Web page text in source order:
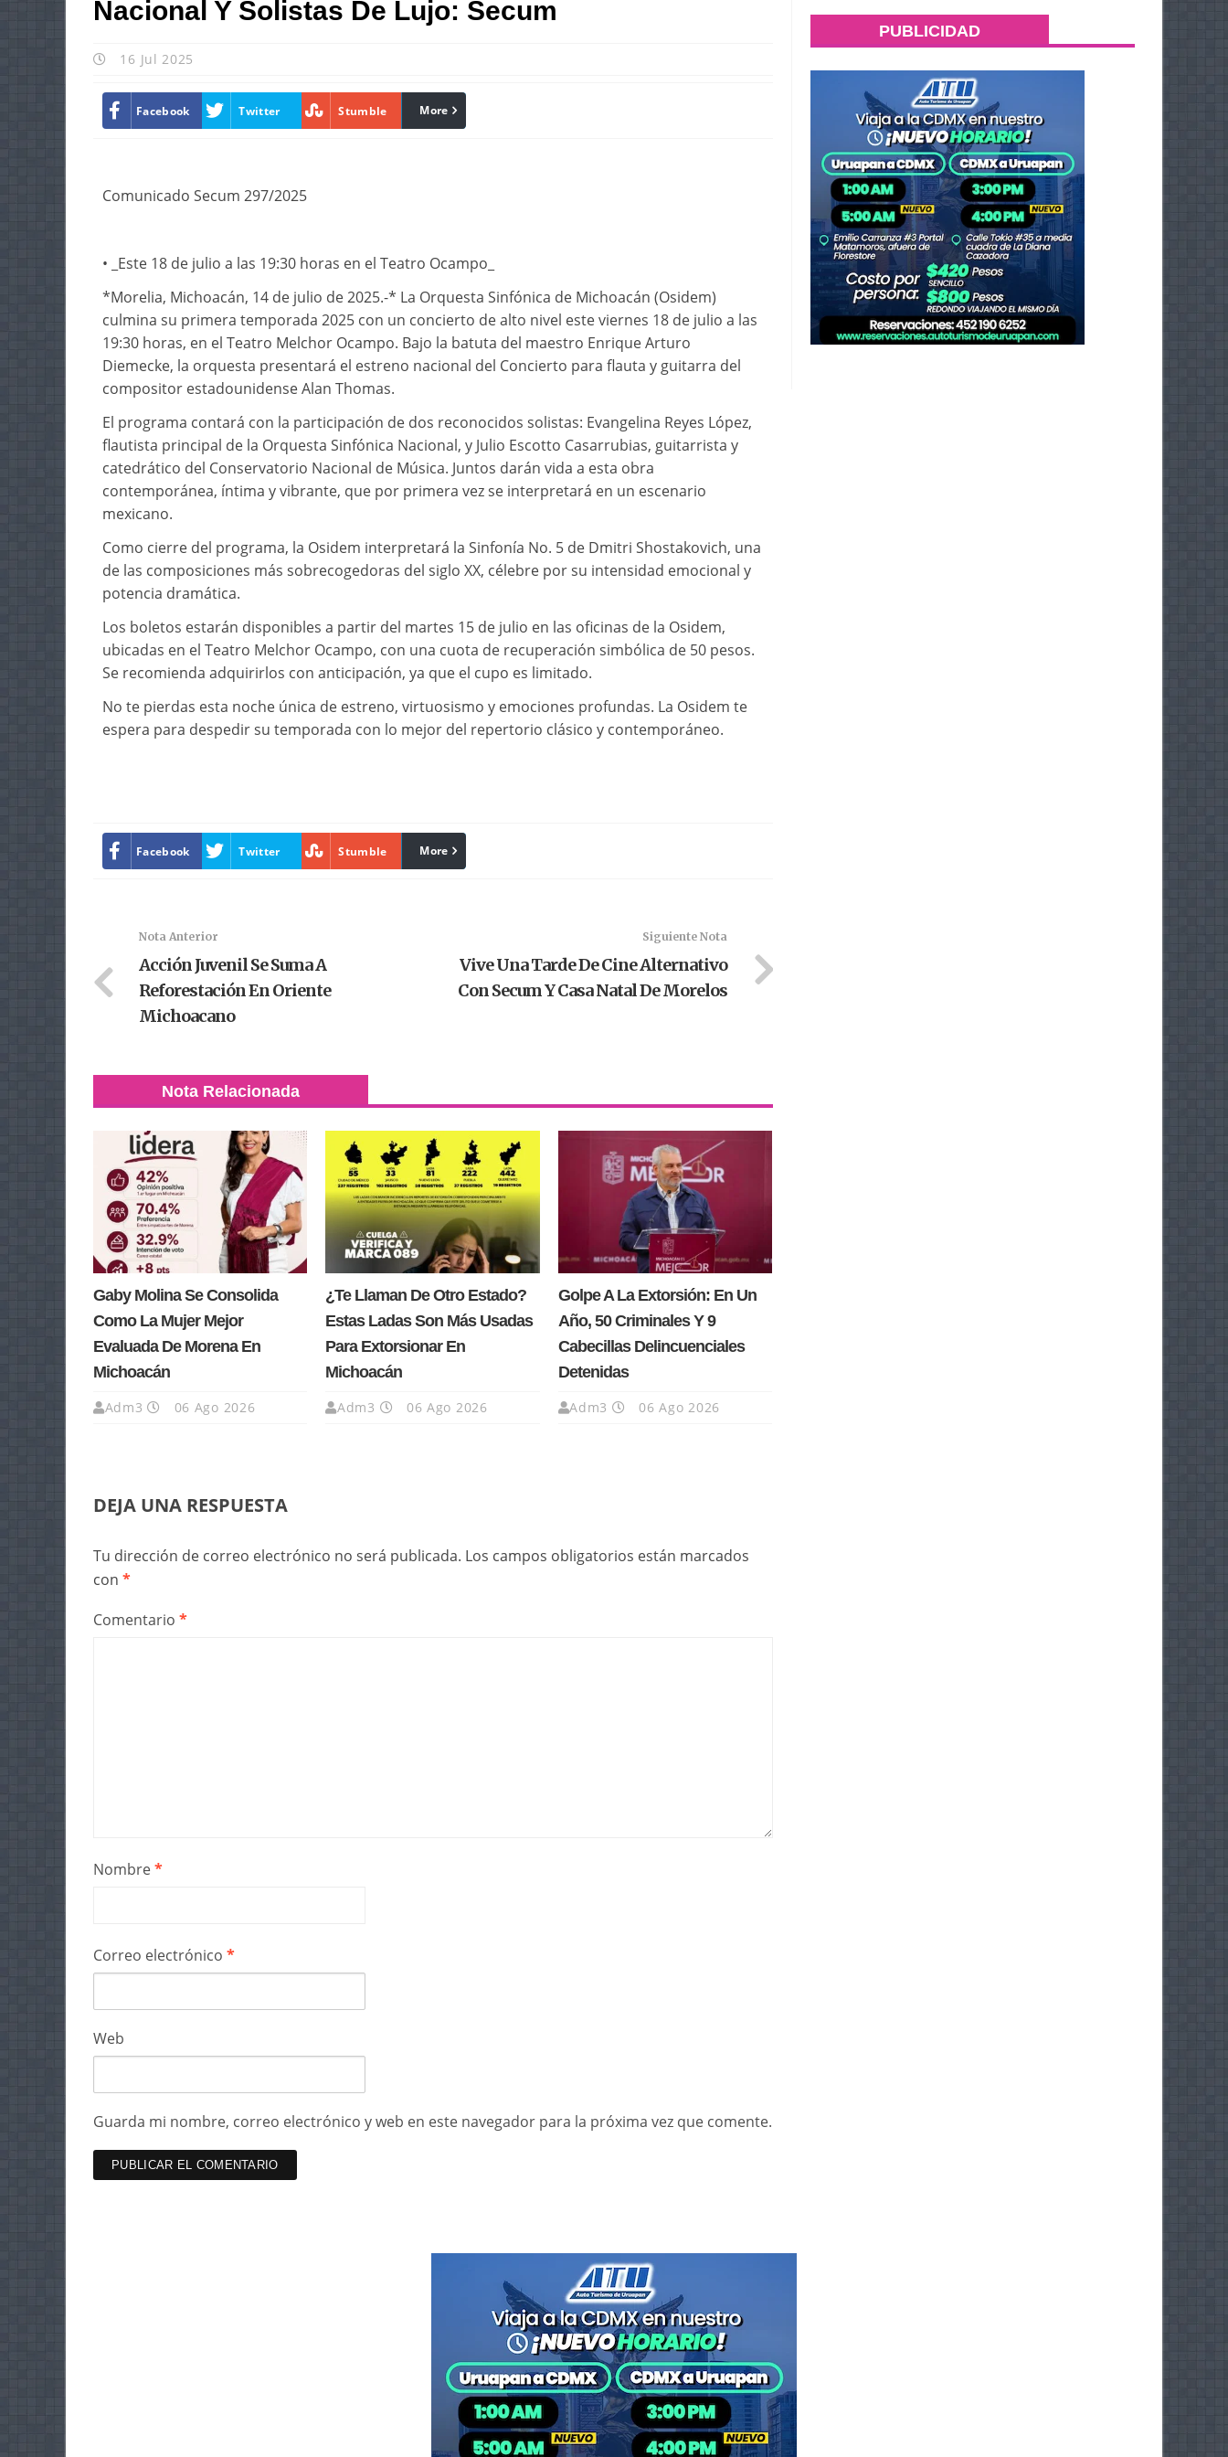
Nacional Y Solistas De Lujo: Secum
16 Jul 2025
Facebook Twitter Stumble linkedin
More
Comunicado Secum 297/2025
• _Este 18 de julio a las 19:30 horas en el Teatro Ocampo_
*Morelia, Michoacán, 14 de julio de 2025.-* La Orquesta Sinfónica de Michoacán (Osidem)
culmina su primera temporada 2025 con un concierto de alto nivel este viernes 18 de julio a las
19:30 horas, en el Teatro Melchor Ocampo. Bajo la batuta del maestro Enrique Arturo
Diemecke, la orquesta presentará el estreno nacional del Concierto para flauta y guitarra del
compositor estadounidense Alan Thomas.
El programa contará con la participación de dos reconocidos solistas: Evangelina Reyes López,
flautista principal de la Orquesta Sinfónica Nacional, y Julio Escotto Casarrubias, guitarrista y
catedrático del Conservatorio Nacional de Música. Juntos darán vida a esta obra
contemporánea, íntima y vibrante, que por primera vez se interpretará en un escenario
mexicano.
Como cierre del programa, la Osidem interpretará la Sinfonía No. 5 de Dmitri Shostakovich, una
de las composiciones más sobrecogedoras del siglo XX, célebre por su intensidad emocional y
potencia dramática.
Los boletos estarán disponibles a partir del martes 15 de julio en las oficinas de la Osidem,
ubicadas en el Teatro Melchor Ocampo, con una cuota de recuperación simbólica de 50 pesos.
Se recomienda adquirirlos con anticipación, ya que el cupo es limitado.
No te pierdas esta noche única de estreno, virtuosismo y emociones profundas. La Osidem te
espera para despedir su temporada con lo mejor del repertorio clásico y contemporáneo.
Facebook Twitter Stumble linkedin
More
Nota Anterior
Acción Juvenil Se Suma A
Reforestación En Oriente
Michoacano
Siguiente Nota
Vive Una Tarde De Cine Alternativo
Con Secum Y Casa Natal De Morelos
Nota Relacionada
Gaby Molina Se Consolida
Como La Mujer Mejor
Evaluada De Morena En
Michoacán
Adm3 06 Ago 2026
¿Te Llaman De Otro Estado?
Estas Ladas Son Más Usadas
Para Extorsionar En
Michoacán
Adm3 06 Ago 2026
Golpe A La Extorsión: En Un
Año, 50 Criminales Y 9
Cabecillas Delincuenciales
Detenidas
Adm3 06 Ago 2026
DEJA UNA RESPUESTA
Tu dirección de correo electrónico no será publicada. Los campos obligatorios están marcados
con *
Comentario *
Nombre*
Correo electrónico *
Web
Guarda mi nombre, correo electrónico y web en este navegador para la próxima vez que comente.
PUBLICIDAD